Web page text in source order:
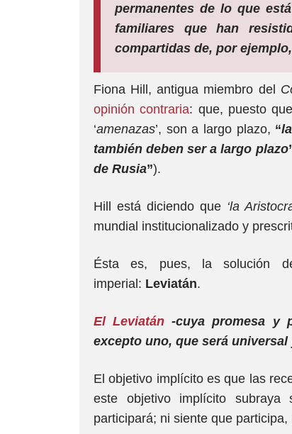
permanentes de lo que
familiares que han
compartidas de, por
Fiona Hill, antigua miembro del
opinión contraria: que, puesto que
‘amenazas’, son a largo plazo, “
también deben ser a largo plazo
de Rusia”).
Hill está diciendo que ‘la
mundial institucionalizado y
Ésta es, pues, la solución
imperial: Leviatán.
El Leviatán -cuya promesa y
excepto uno, que será universal
El objetivo implícito es que las
este objetivo implícito
participará; ni siente que